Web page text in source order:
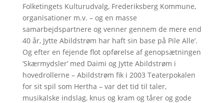
Folketingets Kulturudvalg, Frederiksberg Kommune,
organisationer m.v. – og en masse
samarbejdspartnere og venner gennem de mere end
40 år, Jytte Abildstrøm har haft sin base på Pile Alle’.
Og efter en fejende flot opførelse af genopsætningen
’Skærmydsler’ med Daimi og Jytte Abildstrøm i
hovedrollerne – Abildstrøm fik i 2003 Teaterpokalen
for sit spil som Hertha – var det tid til taler,
musikalske indslag, knus og kram og tårer og gode